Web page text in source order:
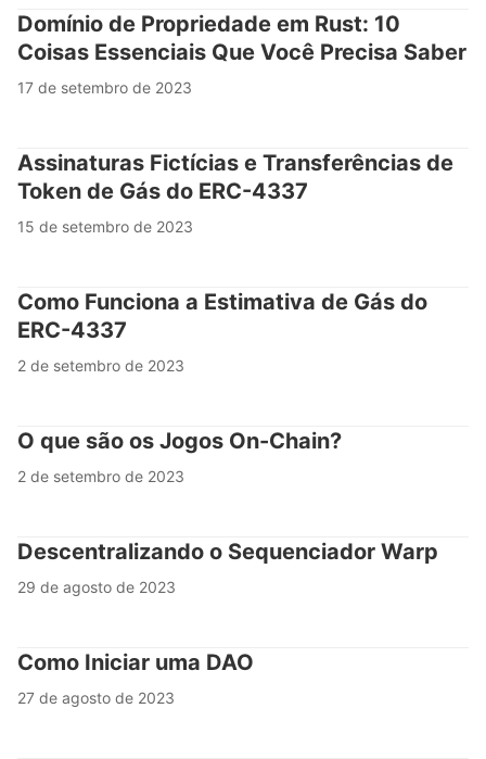
Domínio de Propriedade em Rust: 10
Coisas Essenciais Que Você Precisa Saber
17 de setembro de 2023
Assinaturas Fictícias e Transferências de
Token de Gás do ERC-4337
15 de setembro de 2023
Como Funciona a Estimativa de Gás do
ERC-4337
2 de setembro de 2023
O que são os Jogos On-Chain?
2 de setembro de 2023
Descentralizando o Sequenciador Warp
29 de agosto de 2023
Como Iniciar uma DAO
27 de agosto de 2023